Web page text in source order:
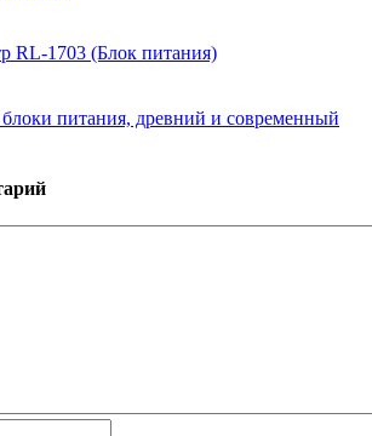
RL-1703 (Блок питания)
питания, древний и современный